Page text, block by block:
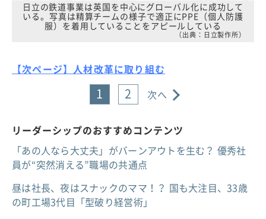
日立の鉄道事業は英国を中心にグローバル化に成功して
いる。写真は精算チームの様子で適正にPPE（個人防護
服）を着用していることをアピールしている
（出典：日立製作所）
【次ページ】人材改革に取り組む
1 2 次へ
リーダーシップのおすすめコンテンツ
「あの人なら大丈夫」がバーンアウトを生む？ 優秀社
員が“突然消える”職場の共通点
昼は社長、夜はスナックのママ！？ 国も大注目、33歳
の町工場3代目「型破り経営術」